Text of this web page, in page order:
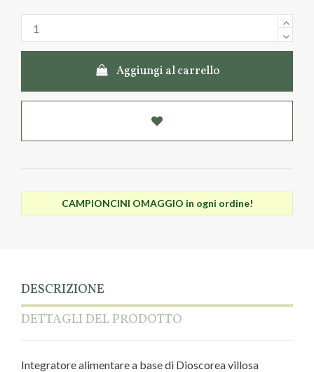
Aggiungi al carrello
CAMPIONCINI OMAGGIO in ogni ordine!
DESCRIZIONE
DETTAGLI DEL PRODOTTO
Integratore alimentare a base di Dioscorea villosa